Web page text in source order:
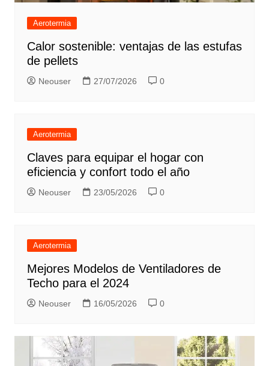
Aerotermia
Calor sostenible: ventajas de las estufas
de pellets
Neouser 27/07/2026 0
Aerotermia
Claves para equipar el hogar con
eficiencia y confort todo el año
Neouser 23/05/2026 0
Aerotermia
Mejores Modelos de Ventiladores de
Techo para el 2024
Neouser 16/05/2026 0